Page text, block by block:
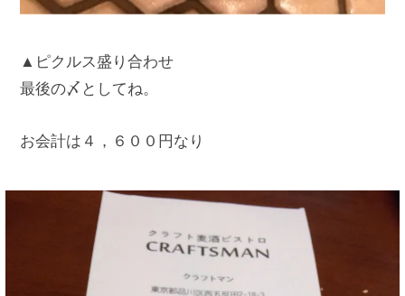
▲ピクルス盛り合わせ
最後の〆としてね。
お会計は４，６００円なり